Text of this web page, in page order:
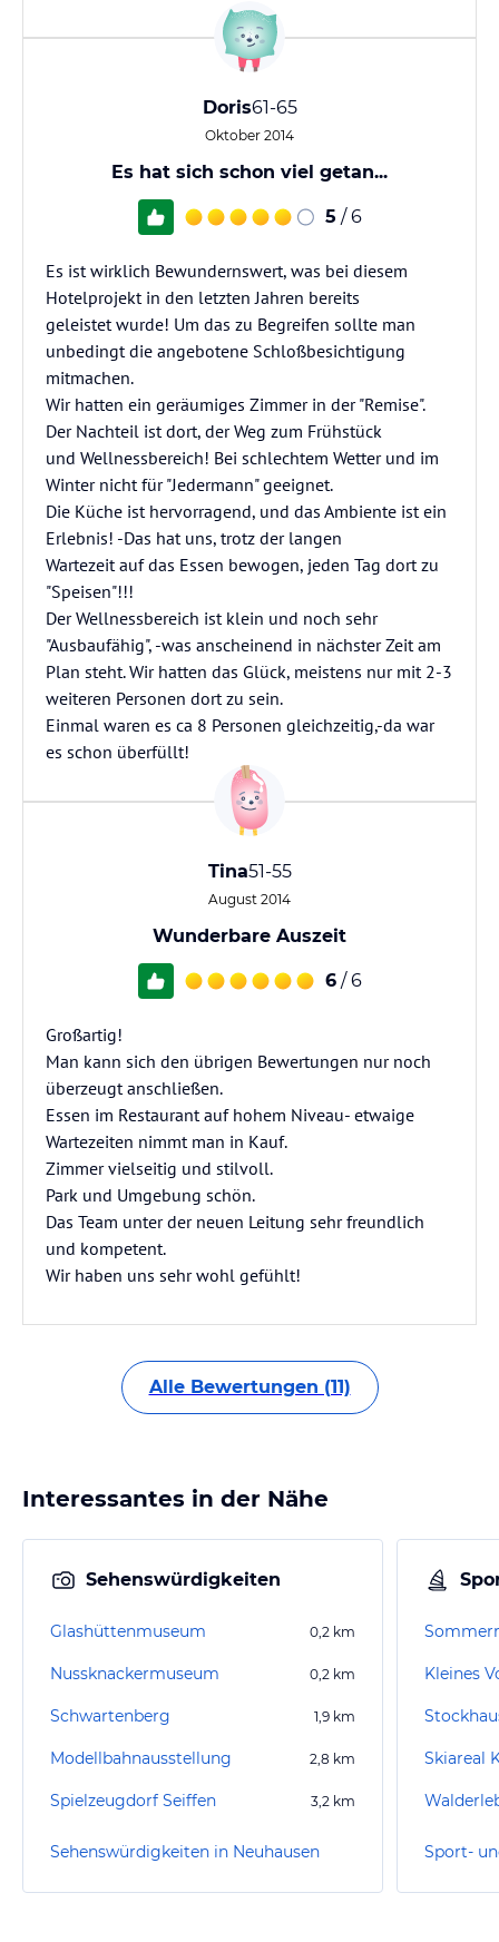
Doris61-65
Oktober 2014
Es hat sich schon viel getan...
5 / 6
Es ist wirklich Bewundernswert, was bei diesem
Hotelprojekt in den letzten Jahren bereits
geleistet wurde! Um das zu Begreifen sollte man
unbedingt die angebotene Schloßbesichtigung
mitmachen.
Wir hatten ein geräumiges Zimmer in der "Remise".
Der Nachteil ist dort, der Weg zum Frühstück
und Wellnessbereich! Bei schlechtem Wetter und im
Winter nicht für "Jedermann" geeignet.
Die Küche ist hervorragend, und das Ambiente ist ein
Erlebnis! -Das hat uns, trotz der langen
Wartezeit auf das Essen bewogen, jeden Tag dort zu
"Speisen"!!!
Der Wellnessbereich ist klein und noch sehr
"Ausbaufähig", -was anscheinend in nächster Zeit am
Plan steht. Wir hatten das Glück, meistens nur mit 2-3
weiteren Personen dort zu sein.
Einmal waren es ca 8 Personen gleichzeitig,-da war
es schon überfüllt!
Tina51-55
August 2014
Wunderbare Auszeit
6 / 6
Großartig!
Man kann sich den übrigen Bewertungen nur noch
überzeugt anschließen.
Essen im Restaurant auf hohem Niveau- etwaige
Wartezeiten nimmt man in Kauf.
Zimmer vielseitig und stilvoll.
Park und Umgebung schön.
Das Team unter der neuen Leitung sehr freundlich
und kompetent.
Wir haben uns sehr wohl gefühlt!
Alle Bewertungen (11)
Interessantes in der Nähe
Sehenswürdigkeiten
Glashüttenmuseum 0,2 km
Nussknackermuseum 0,2 km
Schwartenberg 1,9 km
Modellbahnausstellung 2,8 km
Spielzeugdorf Seiffen 3,2 km
Sehenswürdigkeiten in Neuhausen
Kleines
Skiareal